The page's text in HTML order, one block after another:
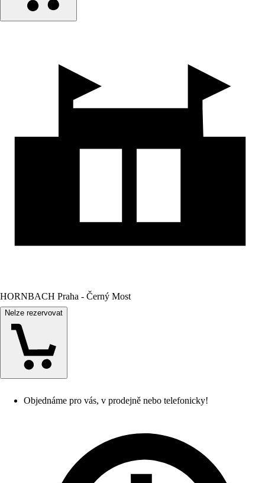
HORNBACH Praha - Černý Most
Nelze rezervovat
Objednáme pro vás, v prodejně nebo telefonicky!